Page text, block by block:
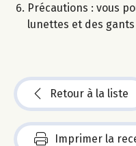
Précautions : vous
lunettes et des
Retour à la liste
Imprimer la